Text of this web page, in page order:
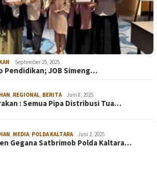
September 25, 2025
Pendidikan; JOB Simeng…
, REGIONAL, BERITA Juni 8, 2025
: Semua Pipa Distribusi Tua…
, MEDIA, POLDA KALTARA Juni 2, 2025
Gegana Satbrimob Polda Kaltara…